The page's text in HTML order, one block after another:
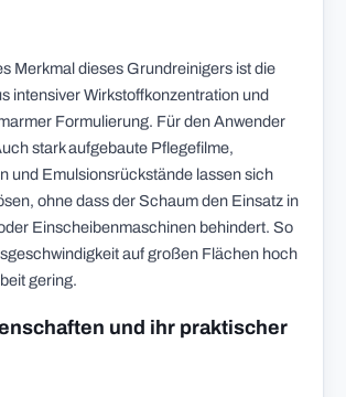
Merkmal dieses Grundreinigers ist die
intensiver Wirkstoffkonzentration und
Formulierung. Für den Anwender
stark aufgebaute Pflegefilme,
und Emulsionsrückstände lassen sich
ohne dass der Schaum den Einsatz in
Einscheibenmaschinen behindert. So
auf großen Flächen hoch
gering.
und ihr praktischer